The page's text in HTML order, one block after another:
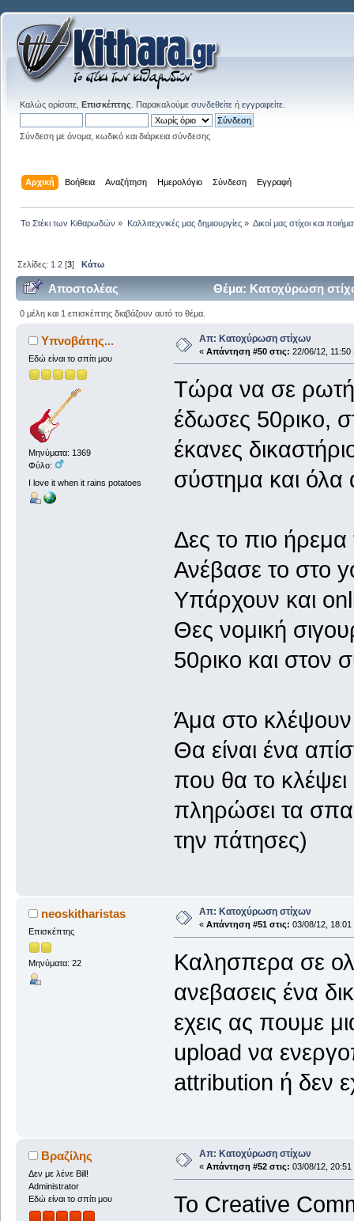
Καλώς ορίσατε, Επισκέπτης . Παρακαλούμε συνδεθείτε ή εγγραφείτε
Σύνδεση με όνομα, κωδικό και διάρκεια σύνδεσης
Αρχική Βοήθεια Αναζήτηση Ημερολόγιο Σύνδεση Εγγραφή
Το Στέκι των Κιθαρωδών » Καλλιτεχνικές μας δημιουργίες» Δικοί μας στίχοι και
Σελίδες: 1 2 [3]Κάτω
Αποστολέας Θέμα: Κατοχύρωση
0 μέλη και 1 επισκέπτης διαβάζουν αυτό το θέμα.
Υπνοβάτης...
Εδώ είναι το σπίτι μου
Μηνύματα: 1369
Φύλο:
I love it when it rains potatoes
Απ: Κατοχύρωση στίχων
« Απάντηση #50 στις: 22/06/12, 11:50
Τώρα να σε
έδωσες 50ρικο,
έκανες
σύστημα και
Δες το πιο
Ανέβασε το στο
Υπάρχουν και
Θες νομική
50ρικο και στον
Άμα στο κλέψουν
Θα είναι ένα
που θα το
πληρώσει τα
την πάτησες)
neoskitharistas
Επισκέπτης
Μηνύματα: 22
Απ: Κατοχύρωση στίχων
« Απάντηση #51 στις: 03/08/12, 18:01
Καλησπερα σε
ανεβασεις ένα
εχεις ας πουμε
upload να
attribution ή δεν
Βραζίλης
Δεν με λένε Bill!
Administrator
Εδώ είναι το σπίτι μου
Απ: Κατοχύρωση στίχων
« Απάντηση #52 στις: 03/08/12, 20:51
Το Creative